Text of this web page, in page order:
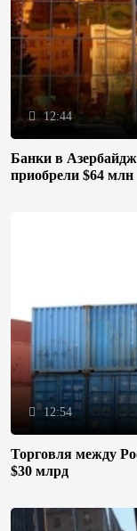
12:44
Банки в
приобрели $64 млн
12:54
Торговля между
$30 млрд